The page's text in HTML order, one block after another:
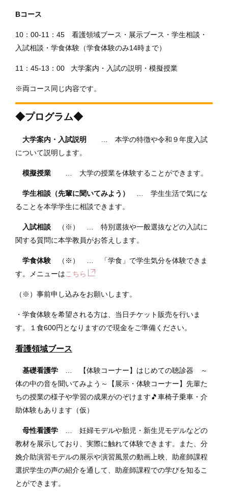
Bコース
10：00-11：45 看護領域ブース・展示ブース・学生相談・
入試相談・学食体験（学食体験のみ14時まで）
11：45-13：00 大学案内・入試の説明・模擬授業
※両コース同じ内容です。
◆プログラム◆
大学案内・入試説明
… 本学の特徴や令和９年度入試
について説明します。
模擬授業 … 大学の授業を体験することができます。
学生相談（先輩に聞いてみよう）
… 学生生活で気にな
ることを本学学生に相談できます。
入試相談 （※） … 特別選抜や一般選抜などの入試に
関する質問に本学教員がお答えします。
学食体験 （※） … 「学食」で学生気分を体験できま
す。メニューは こちら
（※）事前申し込みをお願いします。
・学食体験を希望される方は、当日チケット販売を行いま
す。１食600円となりますので現金をご準備ください。
看護領域ブース
基礎看護学 … 【体験コーナー】はじめての聴診器 ～
体の中の音を聞いてみよう～【展示・体験コーナー】先輩た
ちの授業の様子や学習の成果がのぞけます🎵車椅子乗車・介
助体験もあります（仮）
母性看護学 … 妊婦モデルや胎児・新生児モデルなどの
教材を展示しており、実際に触れて体験できます。また、分
娩介助演習モデルの展示や演習風景の動画上映、助産師課程
選択学生の声の紹介を通して、助産師課程での学びを知るこ
とができます。